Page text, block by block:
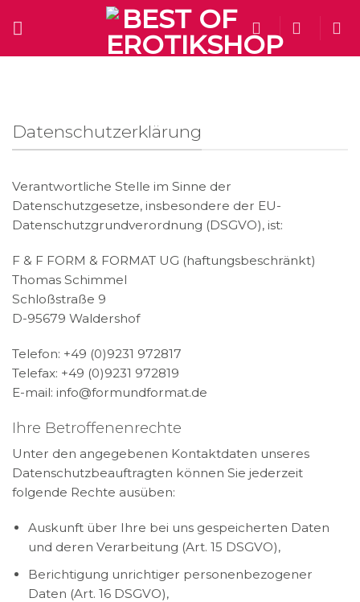
Datenschutzerklärung
Verantwortliche Stelle im Sinne der
Datenschutzgesetze, insbesondere der EU-
Datenschutzgrundverordnung (DSGVO), ist:
F & F FORM & FORMAT UG (haftungsbeschränkt)
Thomas Schimmel
Schloßstraße 9
D-95679 Waldershof
Telefon: +49 (0)9231 972817
Telefax: +49 (0)9231 972819
E-mail: info@formundformat.de
Ihre Betroffenenrechte
Unter den angegebenen Kontaktdaten unseres
Datenschutzbeauftragten können Sie jederzeit
folgende Rechte ausüben:
Auskunft über Ihre bei uns gespeicherten Daten
und deren Verarbeitung (Art. 15 DSGVO),
Berichtigung unrichtiger personenbezogener
Daten (Art. 16 DSGVO),